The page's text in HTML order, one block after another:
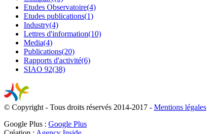
Etudes Observatoire(4)
Etudes publications(1)
Industry(4)
Lettres d'information(10)
Media(4)
Publications(20)
Rapports d'activité(6)
SIAO 92(38)
© Copyright - Tous droits réservés 2014-2017 - Mentions légales
Google Plus : Google Plus